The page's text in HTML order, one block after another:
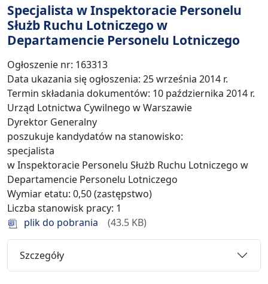
Specjalista w Inspektoracie Personelu
Służb Ruchu Lotniczego w
Departamencie Personelu Lotniczego
Ogłoszenie nr: 163313
Data ukazania się ogłoszenia: 25 września 2014 r.
Termin składania dokumentów: 10 października 2014 r.
Urząd Lotnictwa Cywilnego w Warszawie
Dyrektor Generalny
poszukuje kandydatów na stanowisko:
specjalista
w Inspektoracie Personelu Służb Ruchu Lotniczego w
Departamencie Personelu Lotniczego
Wymiar etatu: 0,50 (zastępstwo)
Liczba stanowisk pracy: 1
plik do pobrania
43.5 KB
Szczegóły